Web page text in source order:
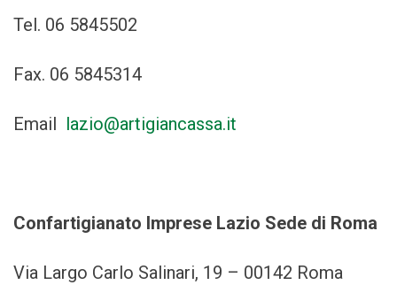
Tel. 06 5845502
Fax. 06 5845314
Email lazio@artigiancassa.it
Confartigianato Imprese Lazio Sede di Roma
Via Largo Carlo Salinari, 19 – 00142 Roma